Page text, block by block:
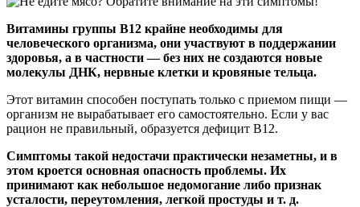
Витамины группы B12 крайне необходимы для
человеческого организма, они участвуют в поддержании
здоровья, а в частности — без них не создаются новые
молекулы ДНК, нервные клетки и кровяные тельца.
Этот витамин способен поступать только с приемом пищи —
организм не вырабатывает его самостоятельно. Если у вас
рацион не правильный, образуется дефицит B12.
Симптомы такой недостачи практически незаметны, и в
этом кроется основная опасность проблемы. Их
принимают как небольшое недомогание либо признак
усталости, переутомления, легкой простуды и т. д.